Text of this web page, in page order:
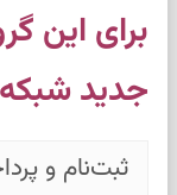
برای این
جدید شبکه